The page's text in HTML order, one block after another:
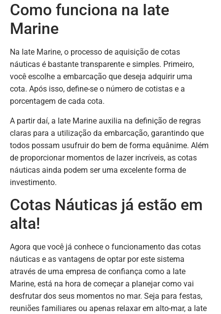
Como funciona na Iate
Marine
Na Iate Marine, o processo de aquisição de cotas
náuticas é bastante transparente e simples. Primeiro,
você escolhe a embarcação que deseja adquirir uma
cota. Após isso, define-se o número de cotistas e a
porcentagem de cada cota.
A partir daí, a Iate Marine auxilia na definição de regras
claras para a utilização da embarcação, garantindo que
todos possam usufruir do bem de forma equânime. Além
de proporcionar momentos de lazer incríveis, as cotas
náuticas ainda podem ser uma excelente forma de
investimento.
Cotas Náuticas já estão em
alta!
Agora que você já conhece o funcionamento das cotas
náuticas e as vantagens de optar por este sistema
através de uma empresa de confiança como a Iate
Marine, está na hora de começar a planejar como vai
desfrutar dos seus momentos no mar. Seja para festas,
reuniões familiares ou apenas relaxar em alto-mar, a Iate